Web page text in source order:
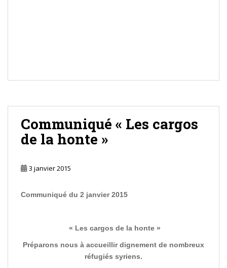
Communiqué « Les cargos
de la honte »
3 janvier 2015
Communiqué du 2 janvier 2015
« Les cargos de la honte »
Préparons nous à accueillir dignement de nombreux
réfugiés syriens.